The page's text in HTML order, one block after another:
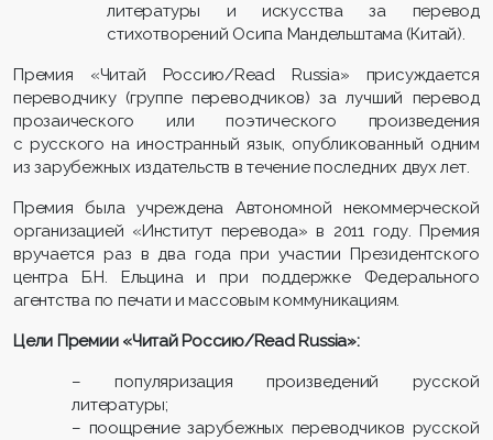
литературы и искусства за перевод
стихотворений Осипа Мандельштама (Китай).
Премия «Читай Россию/Read Russia» присуждается
переводчику (группе переводчиков) за лучший перевод
прозаического или поэтического произведения
с русского на иностранный язык, опубликованный одним
из зарубежных издательств в течение последних двух лет.
Премия была учреждена Автономной некоммерческой
организацией «Институт перевода» в 2011 году. Премия
вручается раз в два года при участии Президентского
центра Б.Н. Ельцина и при поддержке Федерального
агентства по печати и массовым коммуникациям.
Цели Премии «Читай Россию/Read Russia»:
– популяризация произведений русской
литературы;
– поощрение зарубежных переводчиков русской